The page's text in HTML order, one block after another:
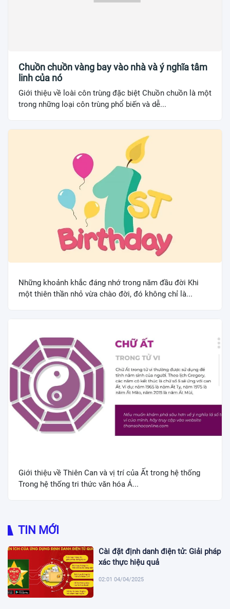
Chuồn chuồn vàng bay vào nhà và ý nghĩa tâm
linh của nó
Giới thiệu về loài côn trùng đặc biệt Chuồn chuồn là một
trong những loại côn trùng phổ biến và dễ...
Những khoảnh khắc đáng nhớ trong năm đầu đời Khi
một thiên thần nhỏ vừa chào đời, đó không chỉ là...
Giới thiệu về Thiên Can và vị trí của Ất trong hệ thống
Trong hệ thống tri thức văn hóa Á...
TIN MỚI
Cài đặt định danh điện tử: Giải pháp
xác thực hiệu quả
02:01 04/04/2025